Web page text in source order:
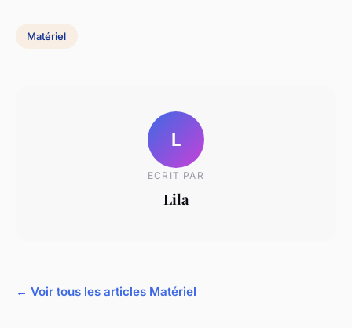
Matériel
L
ECRIT PAR
Lila
← Voir tous les articles Matériel